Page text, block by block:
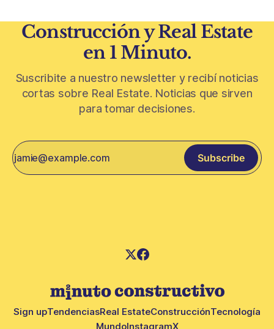
Construcción y Real Estate
en 1 Minuto.
Suscribite a nuestro newsletter y recibí noticias
cortas sobre Real Estate. Noticias que sirven
para tomar decisiones.
Subscribe
Sign upTendenciasReal EstateConstrucciónTecnología
MundoInstagramX